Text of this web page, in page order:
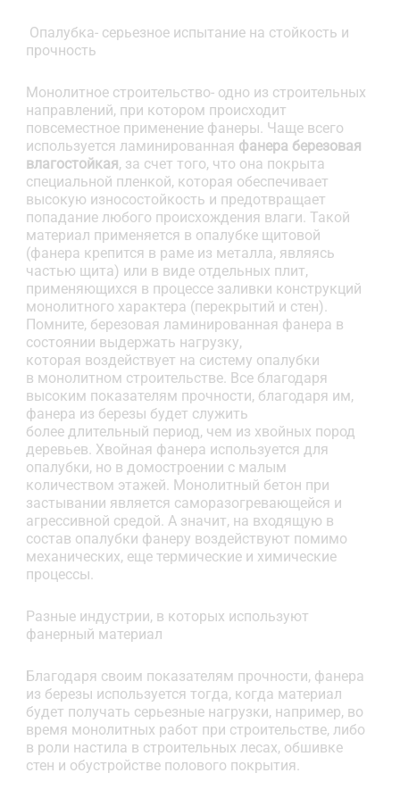
Опалубка- серьезное испытание на стойкость и
прочность
Монолитное строительство- одно из строительных
направлений, при котором происходит
повсеместное применение фанеры. Чаще всего
используется ламинированная фанера березовая
влагостойкая, за счет того, что она покрыта
специальной пленкой, которая обеспечивает
высокую износостойкость и предотвращает
попадание любого происхождения влаги. Такой
материал применяется в опалубке щитовой
(фанера крепится в раме из металла, являясь
частью щита) или в виде отдельных плит,
применяющихся в процессе заливки конструкций
монолитного характера (перекрытий и стен).
Помните, березовая ламинированная фанера в
состоянии выдержать нагрузку,
которая воздействует на систему опалубки
в монолитном строительстве. Все благодаря
высоким показателям прочности, благодаря им,
фанера из березы будет служить
более длительный период, чем из хвойных пород
деревьев. Хвойная фанера используется для
опалубки, но в домостроении с малым
количеством этажей. Монолитный бетон при
застывании является саморазогревающейся и
агрессивной средой. А значит, на входящую в
состав опалубки фанеру воздействуют помимо
механических, еще термические и химические
процессы.
Разные индустрии, в которых используют
фанерный материал
Благодаря своим показателям прочности, фанера
из березы используется тогда, когда материал
будет получать серьезные нагрузки, например, во
время монолитных работ при строительстве, либо
в роли настила в строительных лесах, обшивке
стен и обустройстве полового покрытия.